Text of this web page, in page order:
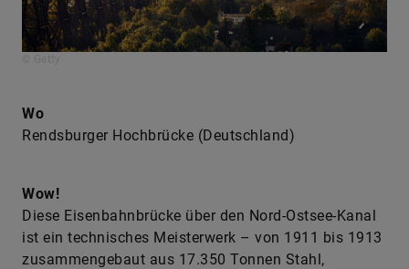
Wo
Rendsburger Hochbrücke (Deutschland)
Wow!
Diese Eisenbahnbrücke über den Nord-Ostsee-Kanal
ist ein technisches Meisterwerk – von 1911 bis 1913
zusammengebaut aus 17.350 Tonnen Stahl,